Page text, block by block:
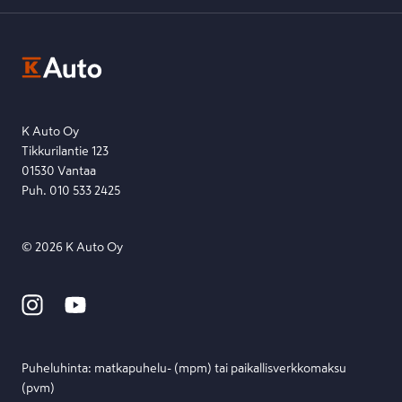
Etsi toimipiste
K Auto Oy
Tikkurilantie 123
01530 Vantaa
Puh. 010 533 2425
© 2026 K Auto Oy
Puheluhinta: matka­puhelu- (mpm) tai paikallis­verkko­maksu
(pvm)